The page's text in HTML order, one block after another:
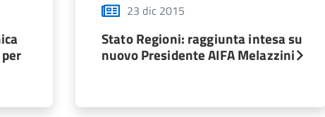
23 dic 2015
Stato Regioni: raggiunta intesa su
nuovo Presidente AIFA Melazzini